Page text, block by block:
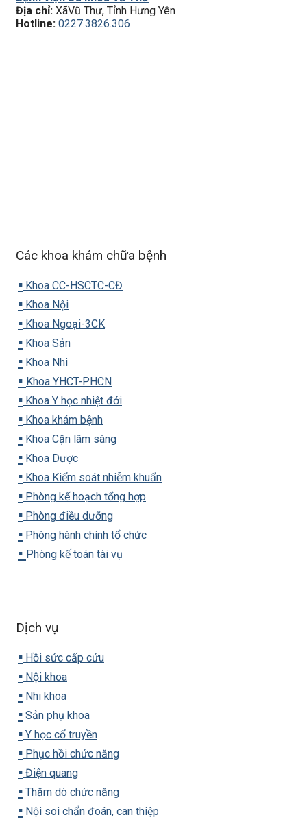
Địa chỉ: XãVũ Thư, Tỉnh Hưng Yên
Hotline: 0227.3826.306
Các khoa khám chữa bệnh
▪️ Khoa CC-HSCTC-CĐ
▪️ Khoa Nội
▪️ Khoa Ngoại-3CK
▪️ Khoa Sản
▪️ Khoa Nhi
▪️ Khoa YHCT-PHCN
▪️ Khoa Y học nhiệt đới
▪️ Khoa khám bệnh
▪️ Khoa Cận lâm sàng
▪️ Khoa Dược
▪️ Khoa Kiểm soát nhiễm khuẩn
▪️ Phòng kế hoạch tổng hợp
▪️ Phòng điều dưỡng
▪️ Phòng hành chính tổ chức
▪️ Phòng kế toán tài vụ
Dịch vụ
▪️ Hồi sức cấp cứu
▪️ Nội khoa
▪️ Nhi khoa
▪️ Sản phụ khoa
▪️ Y học cổ truyền
▪️ Phục hồi chức năng
▪️ Điện quang
▪️ Thăm dò chức năng
▪️ Nội soi chẩn đoán, can thiệp